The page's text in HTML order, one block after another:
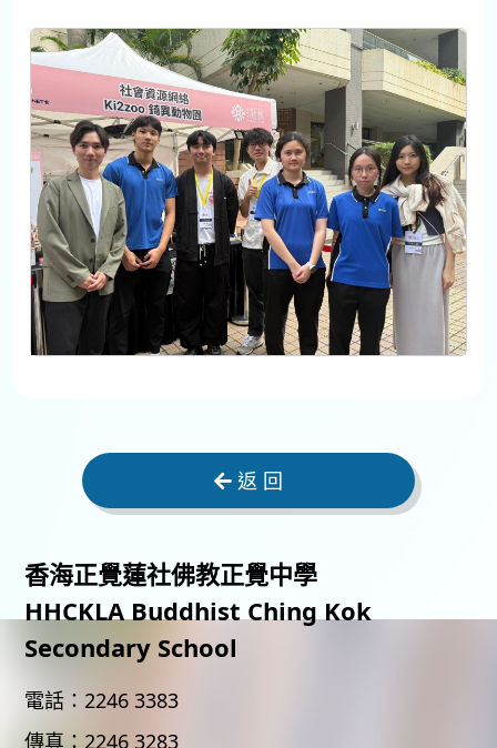
返 回
香海正覺蓮社佛教正覺中學
HHCKLA Buddhist Ching Kok
Secondary School
電話： 2246 3383
傳真： 2246 3283